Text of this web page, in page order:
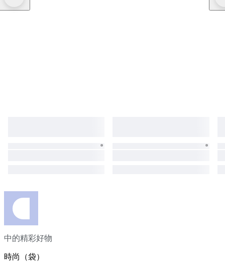
中的精彩好物
時尚（袋）